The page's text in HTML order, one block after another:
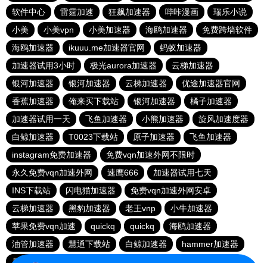
软件中心
雷霆加速 狂飙加速器 哔咔漫画
瑞乐小说
小美
小美vpn 小美加速器 海鸥加速器
免费跨墙软件
海鸥加速器
ikuuu.me加速器官网
蚂蚁加速器
加速器试用3小时
极光aurora加速器
云梯加速器
银河加速器
银河加速器 云梯加速器
优途加速器官网
香蕉加速器
俺来买下载站 银河加速器
橘子加速器
加速器试用一天
飞鱼加速器 小熊加速器
旋风加速度器
白鲸加速器
T0023下载站 原子加速器
飞鱼加速器
instagram免费加速器
免费vqn加速外网不限时
永久免费vqn加速外网
速鹰666
加速器试用七天
INS下载站
闪电猫加速器
免费vqn加速外网安卓
云梯加速器
黑豹加速器 老王vnp
小牛加速器
苹果免费vqn加速
quickq quickq
海鸥加速器
油管加速器
慧通下载站 白鲸加速器
hammer加速器